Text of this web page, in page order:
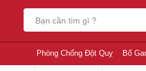
Phòng Chống Đột Quỵ Bổ